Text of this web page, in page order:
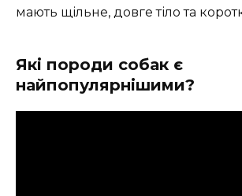
мають щільне, довге тіло та
Які породи собак є
найпопулярнішими?